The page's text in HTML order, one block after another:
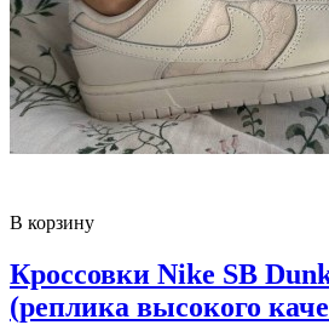
В корзину
Кроссовки Nike SB
(реплика высокого